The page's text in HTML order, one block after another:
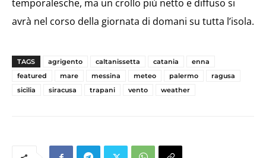
temporalesche, ma un crollo più netto e diffuso si
avrà nel corso della giornata di domani su tutta l’isola.
TAGS agrigento caltanissetta catania
enna
featured
mare messina meteo palermo
ragusa
sicilia
siracusa trapani vento weather